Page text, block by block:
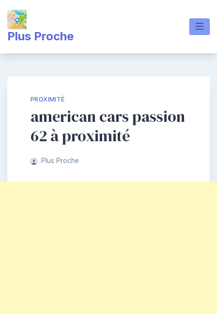
content
Plus Proche
PROXIMITÉ
american cars passion
62 à proximité
Plus Proche